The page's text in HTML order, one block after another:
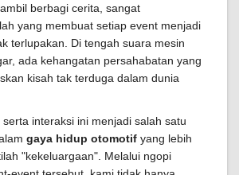
berbagi cerita, sangat
yang membuat setiap event menjadi
terlupakan. Di tengah suara mesin
ada kehangatan persahabatan yang
kisah tak terduga dalam dunia
interaksi ini menjadi salah satu
gaya hidup otomotif yang lebih
"kekeluargaan". Melalui ngopi